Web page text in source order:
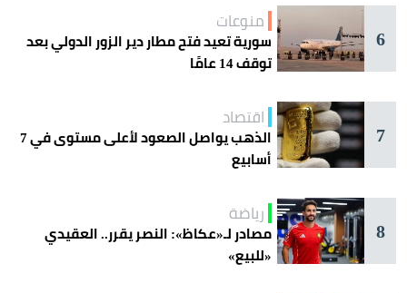
6
منوعات
سورية تعيد فتح مطار دير الزور الدولي بعد
توقف 14 عامًا
7
اقتصاد
الذهب يواصل الصعود لأعلى مستوى في 7
أسابيع
8
رياضة
مصادر لـ«عكاظ»: النصر يقرر.. العقيدي
«للبيع»